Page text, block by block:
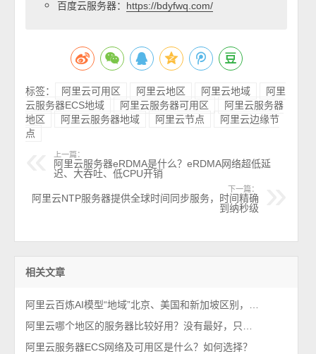
百度云服务器： https://bdyfwq.com/
标签： 阿里云可用区 阿里云地区 阿里云地域
阿里
云服务器ECS地域
阿里云服务器可用区
阿里云服务器
地区
阿里云服务器地域 阿里云节点
阿里云边缘节
点
上一篇：
阿里云服务器eRDMA是什么？eRDMA网络超低延
迟、大吞吐、低CPU开销
下一篇：
阿里云NTP服务器提供全球时间同步服务，时间精确
到纳秒级
相关文章
阿里云服务器ECS网络及可用区是什么？如何选择？